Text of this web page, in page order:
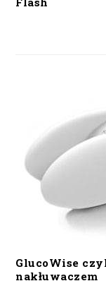
GlucoWise
nakłuwaczem